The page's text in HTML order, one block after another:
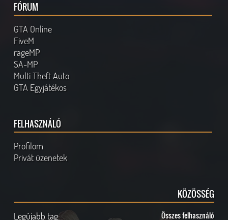
FÓRUM
GTA Online
FiveM
rageMP
SA-MP
Multi Theft Auto
GTA Egyjátékos
FELHASZNÁLÓ
Profilom
Privát üzenetek
KÖZÖSSÉG
Legújabb tag: Összes felhasználó